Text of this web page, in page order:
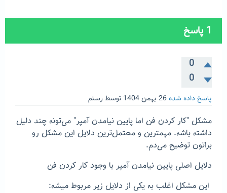
1پاسخ
0
0
پاسخ داده شده26 بهمن 1404 توسط رستم
مشکل "کار کردن فن اما پایین نیامدن آمپر" می‌تونه چند دلیل
داشته باشه. مهمترین و محتمل‌ترین دلایل این مشکل رو
براتون توضیح می‌دم.
دلایل اصلی پایین نیامدن آمپر با وجود کار کردن فن
این مشکل اغلب به یکی از دلایل زیر مربوط میشه: